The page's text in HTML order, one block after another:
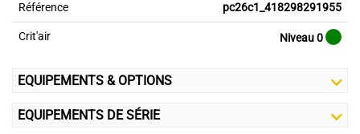
Référence pc26c1_418298291955
Crit'air Niveau 0
EQUIPEMENTS & OPTIONS
EQUIPEMENTS DE SÉRIE